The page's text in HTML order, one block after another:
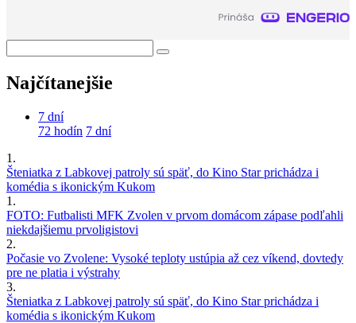
Najčítanejšie
7 dní
72 hodín 7 dní
1.
Šteniatka z Labkovej patroly sú späť, do Kino Star prichádza i
komédia s ikonickým Kukom
1.
FOTO: Futbalisti MFK Zvolen v prvom domácom zápase podľahli
niekdajšiemu prvoligistovi
2.
Počasie vo Zvolene: Vysoké teploty ustúpia až cez víkend, dovtedy
pre ne platia i výstrahy
3.
Šteniatka z Labkovej patroly sú späť, do Kino Star prichádza i
komédia s ikonickým Kukom